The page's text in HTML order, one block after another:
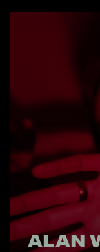
ALAN